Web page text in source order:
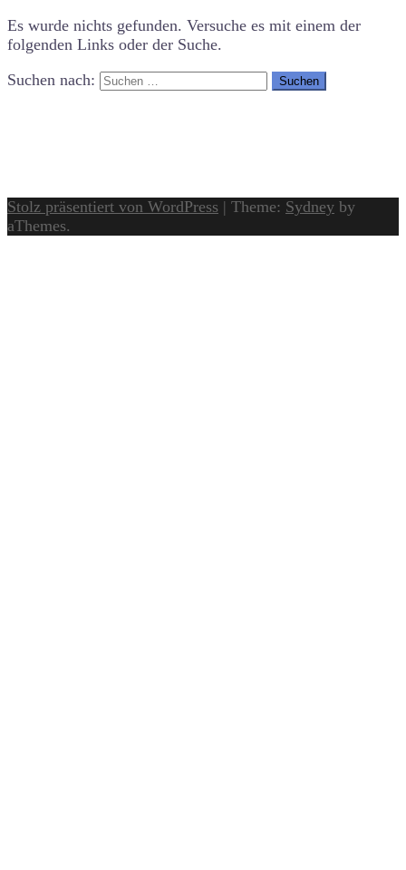
Es wurde nichts gefunden. Versuche es mit einem der
folgenden Links oder der Suche.
Suchen nach:
Stolz präsentiert von WordPress | Theme: Sydney by
aThemes.